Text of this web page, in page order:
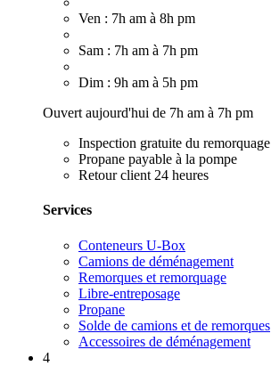
Ven : 7h am à 8h pm
Sam : 7h am à 7h pm
Dim : 9h am à 5h pm
Ouvert aujourd'hui de 7h am à 7h pm
Inspection gratuite du remorquage
Propane payable à la pompe
Retour client 24 heures
Services
Conteneurs U-Box
Camions de déménagement
Remorques et remorquage
Libre-entreposage
Propane
Solde de camions et de remorques
Accessoires de déménagement
4